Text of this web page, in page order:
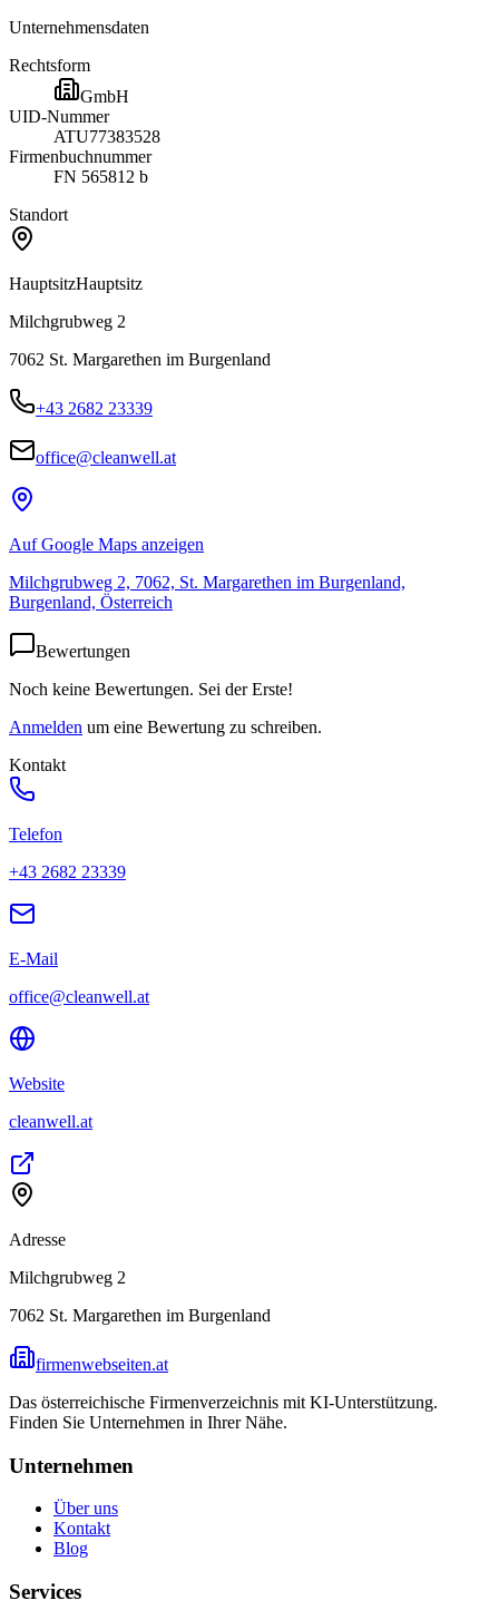
Unternehmensdaten
Rechtsform
GmbH
UID-Nummer
ATU77383528
Firmenbuchnummer
FN 565812 b
Standort
HauptsitzHauptsitz
Milchgrubweg 2
7062 St. Margarethen im Burgenland
+43 2682 23339
office@cleanwell.at
Auf Google Maps anzeigen
Milchgrubweg 2, 7062, St. Margarethen im Burgenland,
Burgenland, Österreich
Bewertungen
Noch keine Bewertungen. Sei der Erste!
Anmelden um eine Bewertung zu schreiben.
Kontakt
Telefon
+43 2682 23339
E-Mail
office@cleanwell.at
Website
cleanwell.at
Adresse
Milchgrubweg 2
7062 St. Margarethen im Burgenland
firmenwebseiten.at
Das österreichische Firmenverzeichnis mit KI-Unterstützung.
Finden Sie Unternehmen in Ihrer Nähe.
Unternehmen
Über uns
Kontakt
Blog
Services